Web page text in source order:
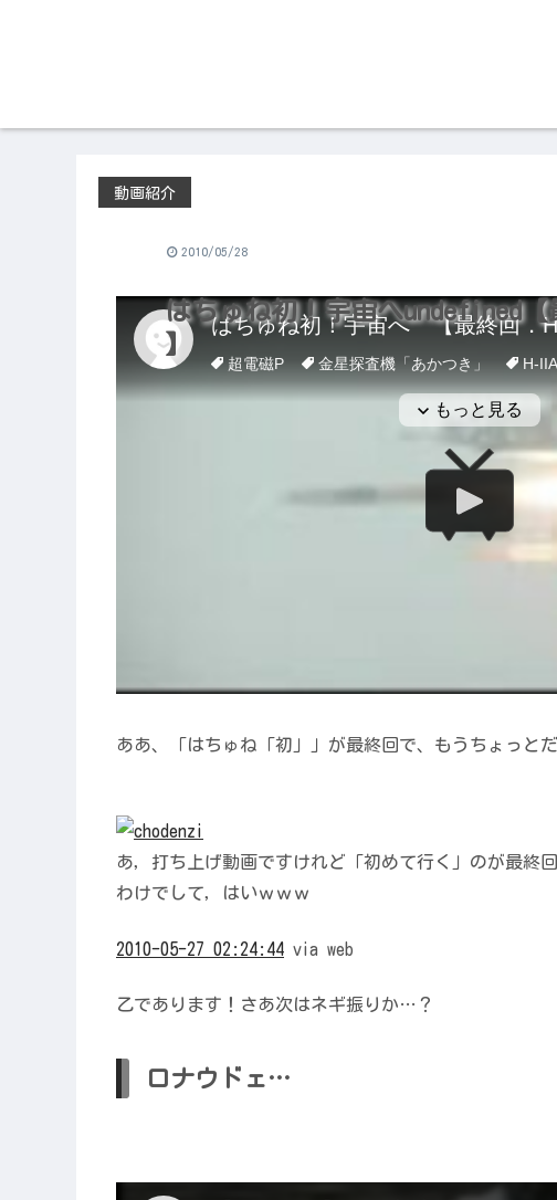
はちゅね初！宇宙へundefined
】
動画紹介
2010/05/28
ああ、「はちゅね「初」」が最終回で、もうちょっと
あ，打ち上げ動画ですけれど「初めて行く」のが最終
わけでして，はいｗｗｗ
2010-05-27 02:24:44 via web
乙であります！さあ次はネギ振りか…？
ロナウドェ…